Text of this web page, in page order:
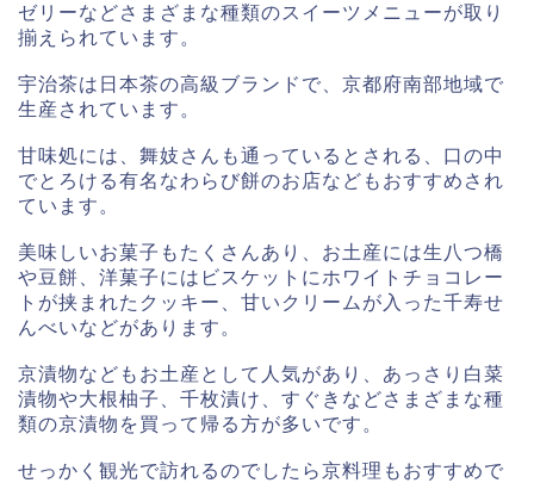
ゼリーなどさまざまな種類のスイーツメニューが取り
揃えられています。
宇治茶は日本茶の高級ブランドで、京都府南部地域で
生産されています。
甘味処には、舞妓さんも通っているとされる、口の中
でとろける有名なわらび餅のお店などもおすすめされ
ています。
美味しいお菓子もたくさんあり、お土産には生八つ橋
や豆餅、洋菓子にはビスケットにホワイトチョコレー
トが挟まれたクッキー、甘いクリームが入った千寿せ
んべいなどがあります。
京漬物などもお土産として人気があり、あっさり白菜
漬物や大根柚子、千枚漬け、すぐきなどさまざまな種
類の京漬物を買って帰る方が多いです。
せっかく観光で訪れるのでしたら京料理もおすすめで